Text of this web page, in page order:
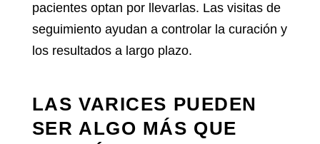
pacientes optan por llevarlas. Las visitas de
seguimiento ayudan a controlar la curación y
los resultados a largo plazo.
LAS VARICES PUEDEN
SER ALGO MÁS QUE